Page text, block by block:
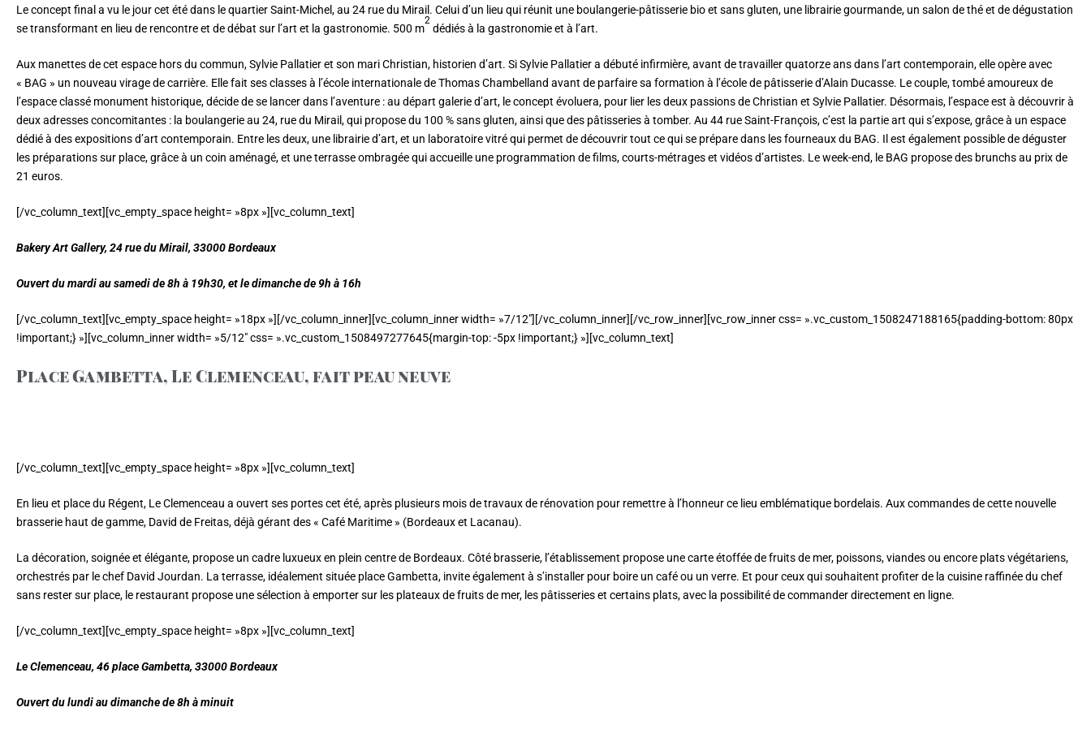
Le concept final a vu le jour cet été dans le quartier Saint-Michel, au 24 rue du Mirail. Celui d’un lieu qui réunit une boulangerie-pâtisserie bio et sans gluten, une librairie gourmande, un salon de thé et de dégustation
se transformant en lieu de rencontre et de débat sur l’art et la gastronomie. 500 m
2
dédiés à la gastronomie et à l’art.
Aux manettes de cet espace hors du commun, Sylvie Pallatier et son mari Christian, historien d’art. Si Sylvie Pallatier a débuté infirmière, avant de travailler quatorze ans dans l’art contemporain, elle opère avec
« BAG » un nouveau virage de carrière. Elle fait ses classes à l’école internationale de Thomas Chambelland avant de parfaire sa formation à l’école de pâtisserie d’Alain Ducasse. Le couple, tombé amoureux de
l’espace classé monument historique, décide de se lancer dans l’aventure : au départ galerie d’art, le concept évoluera, pour lier les deux passions de Christian et Sylvie Pallatier. Désormais, l’espace est à découvrir à
deux adresses concomitantes : la boulangerie au 24, rue du Mirail, qui propose du 100 % sans gluten, ainsi que des pâtisseries à tomber. Au 44 rue Saint-François, c’est la partie art qui s’expose, grâce à un espace
dédié à des expositions d’art contemporain. Entre les deux, une librairie d’art, et un laboratoire vitré qui permet de découvrir tout ce qui se prépare dans les fourneaux du BAG. Il est également possible de déguster
les préparations sur place, grâce à un coin aménagé, et une terrasse ombragée qui accueille une programmation de films, courts-métrages et vidéos d’artistes. Le week-end, le BAG propose des brunchs au prix de
21 euros.
[/vc_column_text][vc_empty_space height= »8px »][vc_column_text]
Bakery Art Gallery, 24 rue du Mirail, 33000 Bordeaux
Ouvert du mardi au samedi de 8h à 19h30, et le dimanche de 9h à 16h
[/vc_column_text][vc_empty_space height= »18px »][/vc_column_inner][vc_column_inner width= »7/12″][/vc_column_inner][/vc_row_inner][vc_row_inner css= ».vc_custom_1508247188165{padding-bottom: 80px
!important;} »][vc_column_inner width= »5/12″ css= ».vc_custom_1508497277645{margin-top: -5px !important;} »][vc_column_text]
Place Gambetta, Le Clemenceau, fait peau neuve
[/vc_column_text][vc_empty_space height= »8px »][vc_column_text]
En lieu et place du Régent, Le Clemenceau a ouvert ses portes cet été, après plusieurs mois de travaux de rénovation pour remettre à l’honneur ce lieu emblématique bordelais. Aux commandes de cette nouvelle
brasserie haut de gamme, David de Freitas, déjà gérant des « Café Maritime » (Bordeaux et Lacanau).
La décoration, soignée et élégante, propose un cadre luxueux en plein centre de Bordeaux. Côté brasserie, l’établissement propose une carte étoffée de fruits de mer, poissons, viandes ou encore plats végétariens,
orchestrés par le chef David Jourdan. La terrasse, idéalement située place Gambetta, invite également à s’installer pour boire un café ou un verre. Et pour ceux qui souhaitent profiter de la cuisine raffinée du chef
sans rester sur place, le restaurant propose une sélection à emporter sur les plateaux de fruits de mer, les pâtisseries et certains plats, avec la possibilité de commander directement en ligne.
[/vc_column_text][vc_empty_space height= »8px »][vc_column_text]
Le Clemenceau, 46 place Gambetta, 33000 Bordeaux
Ouvert du lundi au dimanche de 8h à minuit